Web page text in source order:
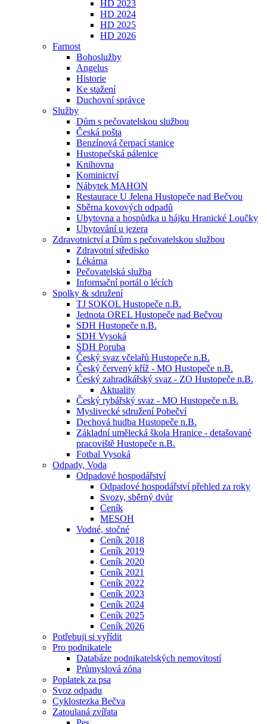
HD 2023
HD 2024
HD 2025
HD 2026
Farnost
Bohoslužby
Angelus
Historie
Ke stažení
Duchovní správce
Služby
Dům s pečovatelskou službou
Česká pošta
Benzínová čerpací stanice
Hustopečská pálenice
Knihovna
Kominictví
Nábytek MAHON
Restaurace U Jelena Hustopeče nad Bečvou
Sběrna kovových odpadů
Ubytovna a hospůdka u hájku Hranické Loučky
Ubytování u jezera
Zdravotnictví a Dům s pečovatelskou službou
Zdravotní středisko
Lékárna
Pečovatelská služba
Informační portál o lécích
Spolky & sdružení
TJ SOKOL Hustopeče n.B.
Jednota OREL Hustopeče nad Bečvou
SDH Hustopeče n.B.
SDH Vysoká
SDH Poruba
Český svaz včelařů Hustopeče n.B.
Český červený kříž - MO Hustopeče n.B.
Český zahradkářský svaz - ZO Hustopeče n.B.
Aktuality
Český rybářský svaz - MO Hustopeče n.B.
Myslivecké sdružení Pobečví
Dechová hudba Hustopeče n.B.
Základní umělecká škola Hranice - detašované
pracoviště Hustopeče n.B.
Fotbal Vysoká
Odpady, Voda
Odpadové hospodářství
Odpadové hospodářství přehled za roky
Svozy, sběrný dvůr
Ceník
MESOH
Vodné, stočné
Ceník 2018
Ceník 2019
Ceník 2020
Ceník 2021
Ceník 2022
Ceník 2023
Ceník 2024
Ceník 2025
Ceník 2026
Potřebuji si vyřídit
Pro podnikatele
Databáze podnikatelských nemovitostí
Průmyslová zóna
Poplatek za psa
Svoz odpadu
Cyklostezka Bečva
Zatoulaná zvířata